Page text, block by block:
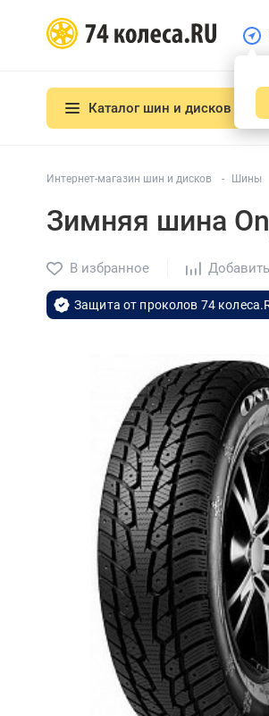
Каталог шин и дисков
Интернет-магазин шин и дисков Шины
Зимняя шина
В избранное
Защита от проколов 74